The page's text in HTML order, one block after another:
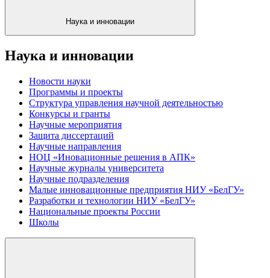
Наука и инновации
Наука и инновации
Новости науки
Программы и проекты
Структура управления научной деятельностью
Конкурсы и гранты
Научные мероприятия
Защита диссертаций
Научные направления
НОЦ «Иновационные решения в АПК»
Научные журналы университета
Научные подразделения
Малые инновационные предприятия НИУ «БелГУ»
Разработки и технологии НИУ «БелГУ»
Национальные проекты России
Школы